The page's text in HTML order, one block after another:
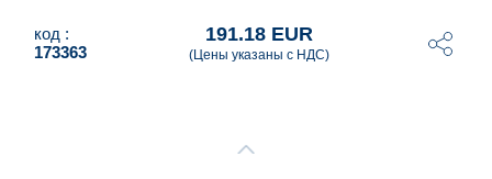
код :
173363
191.18 EUR
(Цены указаны с НДС)